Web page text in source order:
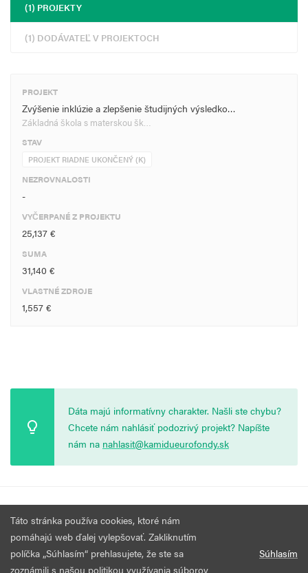
(1) PROJEKTY
(1) DODÁVATEĽ V PROJEKTOCH
PROJEKT
Zvýšenie inklúzie a zlepšenie študijných výsledko…
Základná škola s materskou šk…
STAV
PROJEKT RIADNE UKONČENÝ (K)
NEZROVNALOSTI
-
VYČERPANÉ Z PROJEKTU
25,137 €
SUMA
31,140 €
VLASTNÉ ZDROJE
1,557 €
Dáta majú informatívny charakter. Našli ste chybu?
Chcete nám nahlásiť podozrivý projekt? Napíšte
nám na nahlasit@kamidueurofondy.sk
Všetky práva vyhradené.
Táto stránka používa cookies, ktoré nám
pomáhajú web ďalej vylepšovať. Zakliknutím
políčka „Súhlasím“ prehlasujete, že ste sa
zoznámili s našou politikou využívania súborov
Súhlasím